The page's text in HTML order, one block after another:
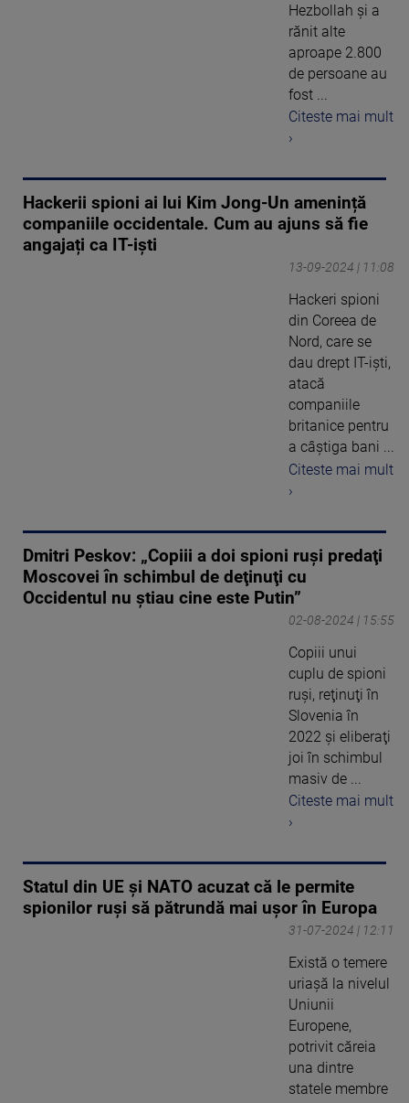
Hezbollah și a
rănit alte
aproape 2.800
de persoane au
fost ...
Citeste mai mult
›
Hackerii spioni ai lui Kim Jong-Un amenință
companiile occidentale. Cum au ajuns să fie
angajați ca IT-iști
13-09-2024 | 11:08
Hackeri spioni
din Coreea de
Nord, care se
dau drept IT-iști,
atacă
companiile
britanice pentru
a câștiga bani ...
Citeste mai mult
›
Dmitri Peskov: „Copiii a doi spioni ruşi predaţi
Moscovei în schimbul de deţinuţi cu
Occidentul nu ştiau cine este Putin”
02-08-2024 | 15:55
Copiii unui
cuplu de spioni
ruşi, reţinuţi în
Slovenia în
2022 şi eliberaţi
joi în schimbul
masiv de ...
Citeste mai mult
›
Statul din UE și NATO acuzat că le permite
spionilor ruși să pătrundă mai ușor în Europa
31-07-2024 | 12:11
Există o temere
uriașă la nivelul
Uniunii
Europene,
potrivit căreia
una dintre
statele membre